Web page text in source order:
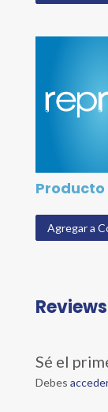
Producto
Agregar a
Reviews
Sé el
Debes